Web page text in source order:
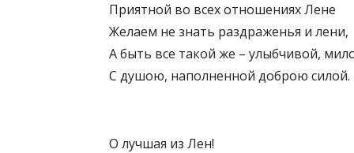
Приятной во всех отношениях Лене
Желаем не знать раздраженья и лени,
А быть все такой же – улыбчивой,
С душою, наполненной доброю силой.
О лучшая из Лен!